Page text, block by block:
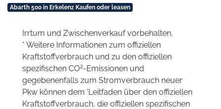
Abarth 500 in Erkelenz Kaufen oder leasen
Irrtum und Zwischenverkauf vorbehalten.
* Weitere Informationen zum offiziellen
Kraftstoffverbrauch und zu den offiziellen
spezifischen CO2-Emissionen und
gegebenenfalls zum Stromverbrauch neuer
Pkw können dem 'Leitfaden über den offiziellen
Kraftstoffverbrauch, die offiziellen spezifischen